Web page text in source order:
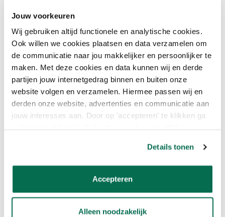
Jouw voorkeuren
Wij gebruiken altijd functionele en analytische cookies.
Ook willen we cookies plaatsen en data verzamelen om
de communicatie naar jou makkelijker en persoonlijker te
maken. Met deze cookies en data kunnen wij en derde
partijen jouw internetgedrag binnen en buiten onze
website volgen en verzamelen. Hiermee passen wij en
derden onze website, advertenties en communicatie aan
jouw interesses aan. Door op 'accepteren' te klikken ga
Details tonen
Accepteren
Alleen noodzakelijk
je huis staat er prachtig bij. Twijfel je bijvoorbeeld over de juiste
kleur wit, RAL9010, RAL9001 of toch zandkleur? Bij Onlineverf.nl
geven wij je graag passend advies. En wij kunnen ook nog eens
elke kleur muurverf voor buiten mengen die jij maar wilt.
Op werkdagen voor 23:59 uur besteld is dezelfde dag
verzonden.
Nog niet voldoende geïnformeerd? Bekijk dan deveelgestelde
vragen over muurverf buiten
Sikkens Alphatex IQ
Badkamerverf
Sikkens Alphatex IQ Matt